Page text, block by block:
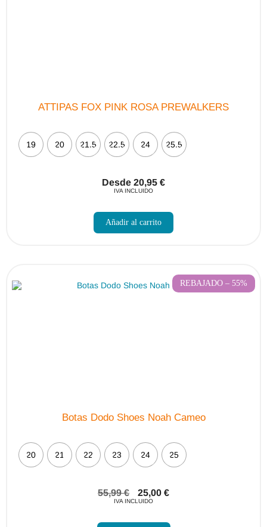
ATTIPAS FOX PINK ROSA PREWALKERS
19 20 21.5 22.5 24 25.5
Desde 20,95 €
IVA INCLUIDO
Añadir al carrito
se
pueden
elegir
REBAJADO – 55%
Botas Dodo Shoes Noah Cameo
20 21 22 23 24 25
55,99€ 25,00 €
IVA INCLUIDO